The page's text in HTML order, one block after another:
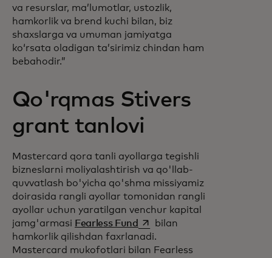
va resurslar, maʼlumotlar, ustozlik,
hamkorlik va brend kuchi bilan, biz
shaxslarga va umuman jamiyatga
koʻrsata oladigan taʼsirimiz chindan ham
bebahodir.”
Qo'rqmas Stivers
grant tanlovi
Mastercard qora tanli ayollarga tegishli
bizneslarni moliyalashtirish va qo'llab-
quvvatlash bo'yicha qo'shma missiyamiz
doirasida rangli ayollar tomonidan rangli
ayollar uchun yaratilgan venchur kapital
jamg'armasi Fearless Fund opens in a new tab
bilan
hamkorlik qilishdan faxrlanadi.
Mastercard mukofotlari bilan Fearless